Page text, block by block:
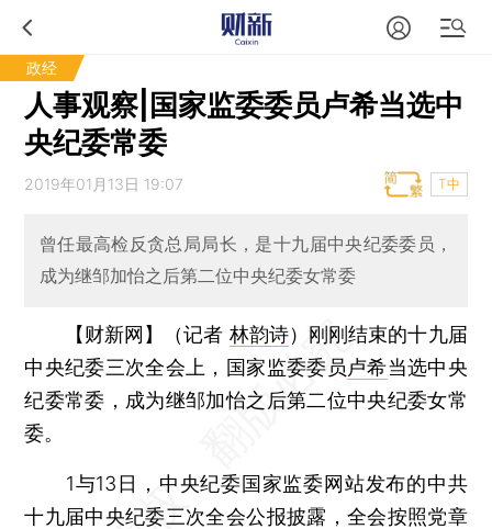
政经
人事观察|国家监委委员卢希当选中
央纪委常委
2019年01月13日 19:07 T中
曾任最高检反贪总局局长，是十九届中央纪委委员，
成为继邹加怡之后第二位中央纪委女常委
【财新网】（记者 林韵诗） 刚刚结束的十九届
中央纪委三次全会上，国家监委委员 卢希当选中央
纪委常委，成为继邹加怡之后第二位中央纪委女常
委。
1与13日，中央纪委国家监委网站发布的中共
十九届中央纪委三次全会公报披露，全会按照党章